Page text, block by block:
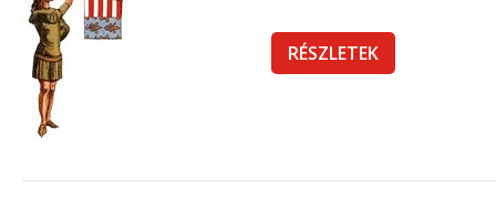
RÉSZLETEK